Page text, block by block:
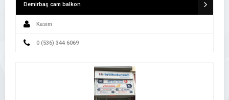
Demirbaş cam balkon
Kasım
0 (536) 344 6069